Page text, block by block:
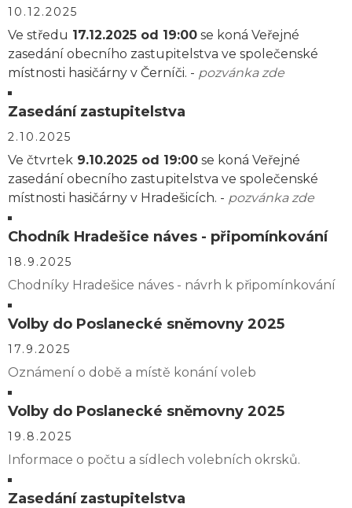
10.12.2025
Ve středu 17.12.2025 od 19:00 se koná Veřejné
zasedání obecního zastupitelstva ve společenské
místnosti hasičárny v Černíči. - pozvánka zde
Zasedání zastupitelstva
2.10.2025
Ve čtvrtek 9.10.2025 od 19:00 se koná Veřejné
zasedání obecního zastupitelstva ve společenské
místnosti hasičárny v Hradešicích. - pozvánka zde
Chodník Hradešice náves - připomínkování
18.9.2025
Chodníky Hradešice náves - návrh k připomínkování
Volby do Poslanecké sněmovny 2025
17.9.2025
Oznámení o době a místě konání voleb
Volby do Poslanecké sněmovny 2025
19.8.2025
Informace o počtu a sídlech volebních okrsků.
Zasedání zastupitelstva